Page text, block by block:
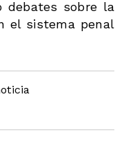
debates sobre la
el sistema penal